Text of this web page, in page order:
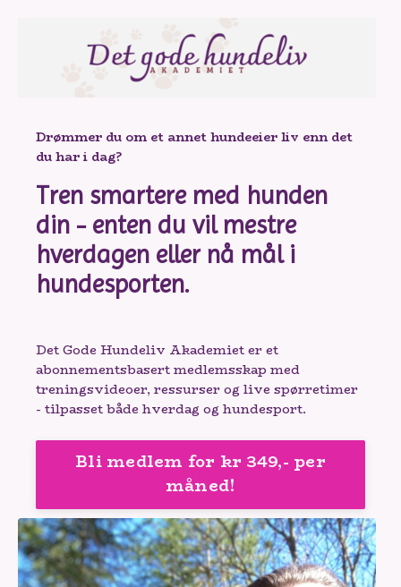
Drømmer du om et annet hundeeier liv enn det
du har i dag?
Tren smartere med hunden
din - enten du vil mestre
hverdagen eller nå mål i
hundesporten.
Det Gode Hundeliv Akademiet er et
abonnementsbasert medlemsskap med
treningsvideoer, ressurser og live spørretimer
- tilpasset både hverdag og hundesport.
Bli medlem for kr 349,- per
måned!